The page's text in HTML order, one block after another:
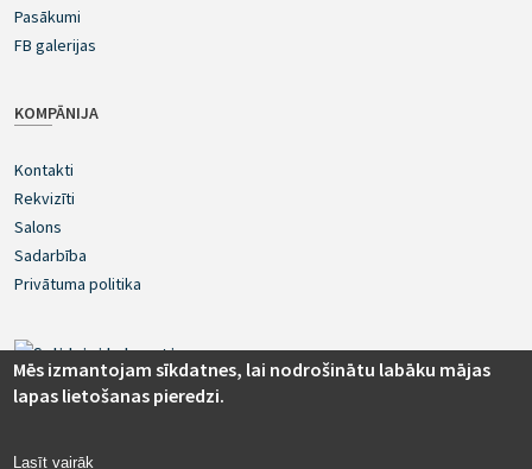
Pasākumi
FB galerijas
KOMPĀNIJA
Kontakti
Rekvizīti
Salons
Sadarbība
Privātuma politika
Mēs izmantojam sīkdatnes, lai nodrošinātu labāku mājas
lapas lietošanas pieredzi.
Lasīt vairāk